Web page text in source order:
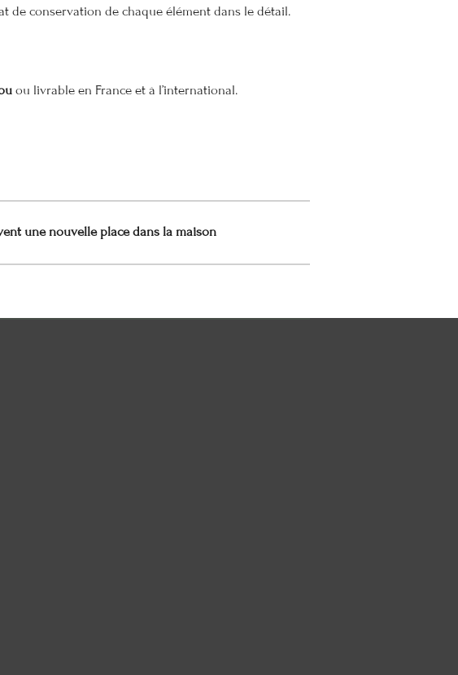
conservation de chaque élément dans le détail.
ou livrable en France et à l’international.
une nouvelle place dans la maison